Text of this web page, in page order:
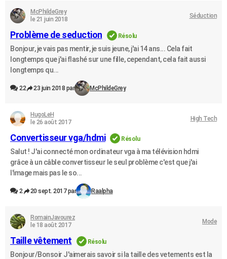
McPhildeGrey
le 21 juin 2018
Séduction
Problème de seduction Résolu
Bonjour, je vais pas mentir, je suis jeune, j'ai 14 ans... Cela fait
longtemps que j'ai flashé sur une fille, cependant, cela fait aussi
longtemps qu...
22 23 juin 2018 par McPhildeGrey
HugoLeH
le 26 août 2017
High Tech
Convertisseur vga/hdmi Résolu
Salut ! J'ai connecté mon ordinateur vga à ma télévision hdmi
grâce à un câble convertisseur le seul problème c'est que j'ai
l'image mais pas le so...
2 20 sept. 2017 par Raalpha
RomainJavourez
le 18 août 2017
Mode
Taille vêtement Résolu
Bonjour/Bonsoir J'aimerais savoir si la taille des vetements est la